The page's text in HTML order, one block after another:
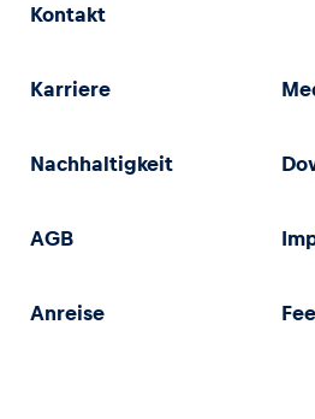
Kontakt
Karriere
Nachhaltigkeit
AGB
Anreise